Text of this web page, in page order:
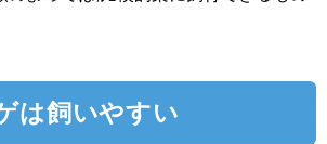
は飼いやすい